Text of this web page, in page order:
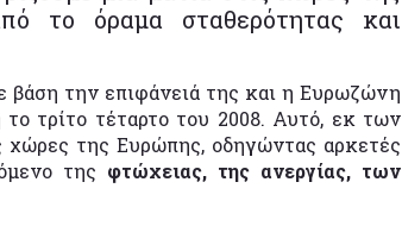
το όραμα σταθερότητας και
βάση την επιφάνειά της και η Ευρωζώνη
τρίτο τέταρτο του 2008. Αυτό, εκ των
χώρες της Ευρώπης, οδηγώντας αρκετές
της φτώχειας, της ανεργίας, των